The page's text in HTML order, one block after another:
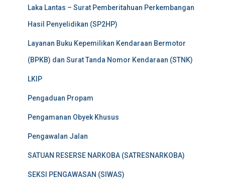
Laka Lantas – Surat Pemberitahuan Perkembangan
Hasil Penyelidikan (SP2HP)
Layanan Buku Kepemilikan Kendaraan Bermotor
(BPKB) dan Surat Tanda Nomor Kendaraan (STNK)
LKIP
Pengaduan Propam
Pengamanan Obyek Khusus
Pengawalan Jalan
SATUAN RESERSE NARKOBA (SATRESNARKOBA)
SEKSI PENGAWASAN (SIWAS)